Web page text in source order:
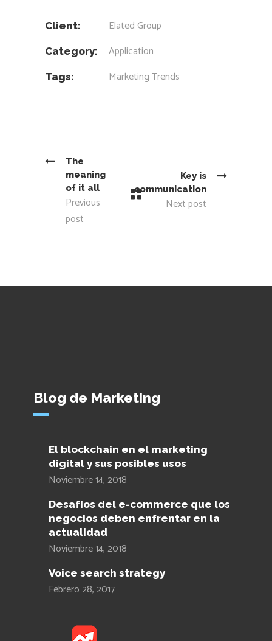
Client: Elated Group
Category: Application
Tags: MarketingTrends
The
meaning
of it all
Previous
post
Key is
communication
Next post
Blog de Marketing
El blockchain en el marketing
digital y sus posibles usos
Noviembre 14, 2018
Desafíos del e-commerce que los
negocios deben enfrentar en la
actualidad
Noviembre 14, 2018
Voice search strategy
Febrero 28, 2017